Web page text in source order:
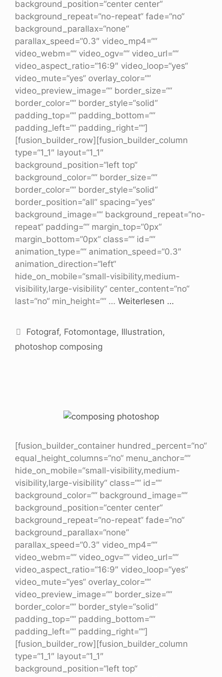
background_position=“center center“
background_repeat=“no-repeat“ fade=“no“
background_parallax=“none“
parallax_speed=“0.3″ video_mp4=““
video_webm=““ video_ogv=““ video_url=““
video_aspect_ratio=“16:9″ video_loop=“yes“
video_mute=“yes“ overlay_color=““
video_preview_image=““ border_size=““
border_color=““ border_style=“solid“
padding_top=““ padding_bottom=““
padding_left=““ padding_right=““]
[fusion_builder_row][fusion_builder_column
type=“1_1″ layout=“1_1″
background_position=“left top“
background_color=““ border_size=““
border_color=““ border_style=“solid“
border_position=“all“ spacing=“yes“
background_image=““ background_repeat=“no-
repeat“ padding=““ margin_top=“0px“
margin_bottom=“0px“ class=““ id=““
animation_type=““ animation_speed=“0.3″
animation_direction=“left“
hide_on_mobile=“small-visibility,medium-
visibility,large-visibility“ center_content=“no“
last=“no“ min_height=““ … Weiterlesen …
Fotograf, Fotomontage, Illustration,
photoshop composing
[fusion_builder_container hundred_percent=“no“
equal_height_columns=“no“ menu_anchor=““
hide_on_mobile=“small-visibility,medium-
visibility,large-visibility“ class=““ id=““
background_color=““ background_image=““
background_position=“center center“
background_repeat=“no-repeat“ fade=“no“
background_parallax=“none“
parallax_speed=“0.3″ video_mp4=““
video_webm=““ video_ogv=““ video_url=““
video_aspect_ratio=“16:9″ video_loop=“yes“
video_mute=“yes“ overlay_color=““
video_preview_image=““ border_size=““
border_color=““ border_style=“solid“
padding_top=““ padding_bottom=““
padding_left=““ padding_right=““]
[fusion_builder_row][fusion_builder_column
type=“1_1″ layout=“1_1″
background_position=“left top“